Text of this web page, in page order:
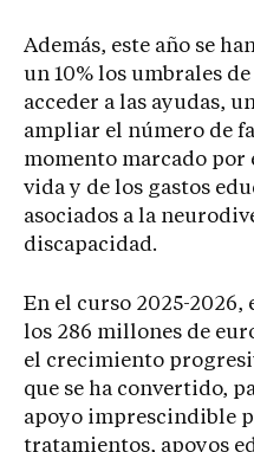
Además, este año se
un 10% los umbrales
acceder a las ayudas,
ampliar el número de
momento marcado por
vida y de los gastos
asociados a la
discapacidad.
En el curso 2025-2026,
los 286 millones de
el crecimiento
que se ha convertido,
apoyo imprescindible
tratamientos, apoyos